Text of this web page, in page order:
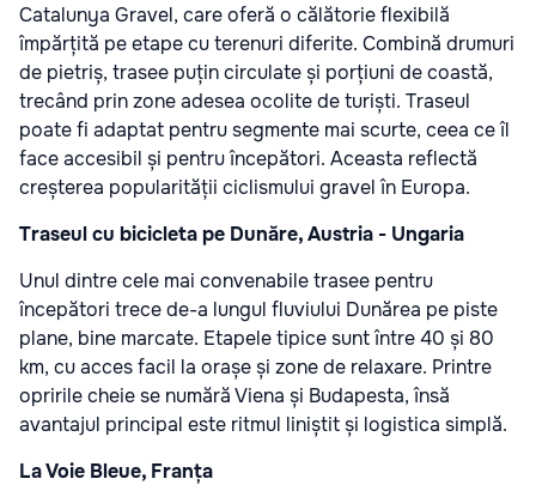
Catalunya Gravel, care oferă o călătorie flexibilă
împărțită pe etape cu terenuri diferite. Combină drumuri
de pietriș, trasee puțin circulate și porțiuni de coastă,
trecând prin zone adesea ocolite de turiști. Traseul
poate fi adaptat pentru segmente mai scurte, ceea ce îl
face accesibil și pentru începători. Aceasta reflectă
creșterea popularității ciclismului gravel în Europa.
Traseul cu bicicleta pe Dunăre, Austria - Ungaria
Unul dintre cele mai convenabile trasee pentru
începători trece de-a lungul fluviului Dunărea pe piste
plane, bine marcate. Etapele tipice sunt între 40 și 80
km, cu acces facil la orașe și zone de relaxare. Printre
opririle cheie se numără Viena și Budapesta, însă
avantajul principal este ritmul liniștit și logistica simplă.
La Voie Bleue, Franța